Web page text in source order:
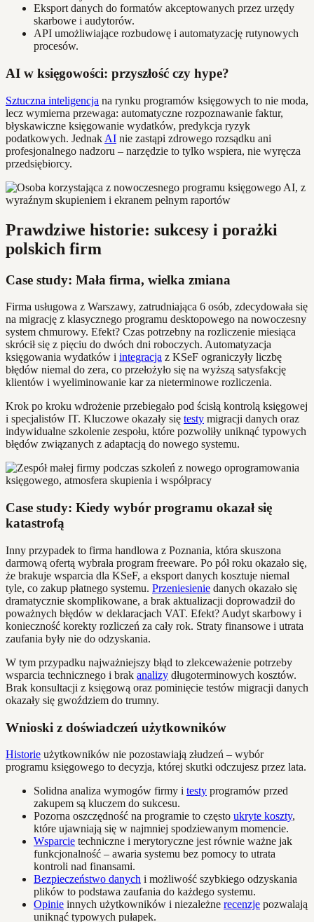
Eksport danych do formatów akceptowanych przez urzędy
skarbowe i audytorów.
API umożliwiające rozbudowę i automatyzację rutynowych
procesów.
AI w księgowości: przyszłość czy hype?
Sztuczna inteligencja na rynku programów księgowych to nie moda,
lecz wymierna przewaga: automatyczne rozpoznawanie faktur,
błyskawiczne księgowanie wydatków, predykcja ryzyk
podatkowych. Jednak AI nie zastąpi zdrowego rozsądku ani
profesjonalnego nadzoru – narzędzie to tylko wspiera, nie wyręcza
przedsiębiorcy.
Prawdziwe historie: sukcesy i porażki
polskich firm
Case study: Mała firma, wielka zmiana
Firma usługowa z Warszawy, zatrudniająca 6 osób, zdecydowała się
na migrację z klasycznego programu desktopowego na nowoczesny
system chmurowy. Efekt? Czas potrzebny na rozliczenie miesiąca
skrócił się z pięciu do dwóch dni roboczych. Automatyzacja
księgowania wydatków i integracja z KSeF ograniczyły liczbę
błędów niemal do zera, co przełożyło się na wyższą satysfakcję
klientów i wyeliminowanie kar za nieterminowe rozliczenia.
Krok po kroku wdrożenie przebiegało pod ścisłą kontrolą księgowej
i specjalistów IT. Kluczowe okazały się testy migracji danych oraz
indywidualne szkolenie zespołu, które pozwoliły uniknąć typowych
błędów związanych z adaptacją do nowego systemu.
Case study: Kiedy wybór programu okazał się
katastrofą
Inny przypadek to firma handlowa z Poznania, która skuszona
darmową ofertą wybrała program freeware. Po pół roku okazało się,
że brakuje wsparcia dla KSeF, a eksport danych kosztuje niemal
tyle, co zakup płatnego systemu. Przeniesienie danych okazało się
dramatycznie skomplikowane, a brak aktualizacji doprowadził do
poważnych błędów w deklaracjach VAT. Efekt? Audyt skarbowy i
konieczność korekty rozliczeń za cały rok. Straty finansowe i utrata
zaufania były nie do odzyskania.
W tym przypadku najważniejszy błąd to zlekceważenie potrzeby
wsparcia technicznego i brak analizy długoterminowych kosztów.
Brak konsultacji z księgową oraz pominięcie testów migracji danych
okazały się gwoździem do trumny.
Wnioski z doświadczeń użytkowników
Historie użytkowników nie pozostawiają złudzeń – wybór
programu księgowego to decyzja, której skutki odczujesz przez lata.
Solidna analiza wymogów firmy i testy programów przed
zakupem są kluczem do sukcesu.
Pozorna oszczędność na programie to często ukryte koszty,
które ujawniają się w najmniej spodziewanym momencie.
Wsparcie techniczne i merytoryczne jest równie ważne jak
funkcjonalność – awaria systemu bez pomocy to utrata
kontroli nad finansami.
Bezpieczeństwo danych i możliwość szybkiego odzyskania
plików to podstawa zaufania do każdego systemu.
Opinie innych użytkowników i niezależne recenzje pozwalają
uniknąć typowych pułapek.